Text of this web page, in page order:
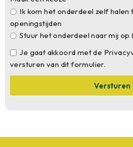
Ik kom het onderdeel zelf halen
openingstijden
Stuur het onderdeel naar mij
Je gaat akkoord met de
versturen van dit formulier.
Versturen